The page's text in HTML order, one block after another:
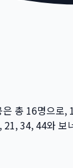
총 16명으로,
21, 34, 44와 보